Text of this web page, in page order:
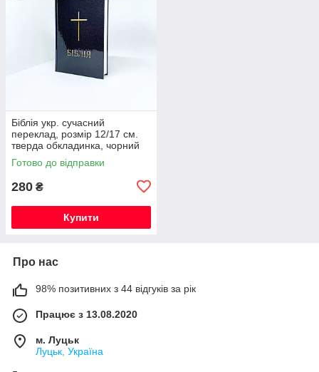
Біблія укр. сучасний
переклад, розмір 12/17 см.
тверда обкладинка, чорний
колір
Готово до відправки
280 ₴
Купити
Про нас
98% позитивних з 44 відгуків за рік
Працює з 13.08.2020
м. Луцьк
Луцьк, Україна